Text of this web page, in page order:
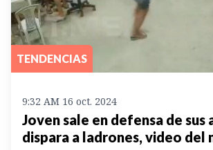
TENDENCIAS
9:32 AM 16 oct. 2024
Joven sale en defensa de sus
dispara a ladrones, video del